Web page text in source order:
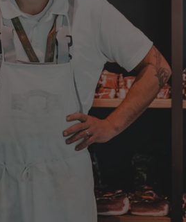
Kunde
Qualität und Geschmack -
7.8.2026
Kunde
sehr viel Mühe mit meine
erfüllen !! Vielen Dank dafür!!